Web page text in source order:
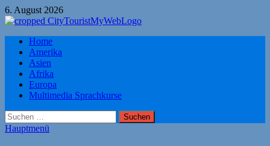
Zum
Inhalt
6. August 2026
Citytourist Reise Tipps
Urlaub, Ferien, Flüge, Freizeit, Reise
Home
Amerika
Asien
Afrika
Europa
Multimedia Sprachkurse
Suchen
nach:
Hauptmenü